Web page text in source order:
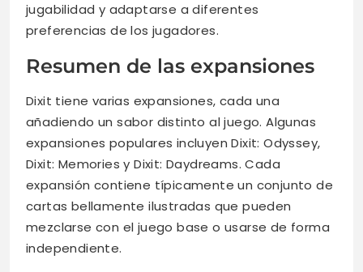
jugabilidad y adaptarse a diferentes
preferencias de los jugadores.
Resumen de las expansiones
Dixit tiene varias expansiones, cada una
añadiendo un sabor distinto al juego. Algunas
expansiones populares incluyen Dixit: Odyssey,
Dixit: Memories y Dixit: Daydreams. Cada
expansión contiene típicamente un conjunto de
cartas bellamente ilustradas que pueden
mezclarse con el juego base o usarse de forma
independiente.